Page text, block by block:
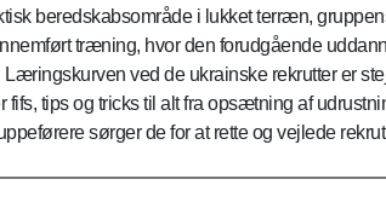
beredskabsområde i lukket terræn,
træning, hvor den forudgående
Læringskurven ved de ukrainske rekrutter er
fifs, tips og tricks til alt fra opsætning af
sørger de for at rette og vejlede